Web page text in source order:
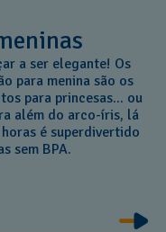
a ser elegante! Os
para menina são os
para princesas... ou
além do arco-íris, lá
é superdivertido
sem BPA.